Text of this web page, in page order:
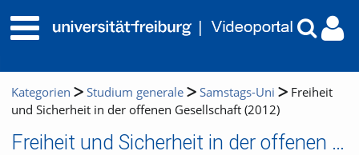
Kategorien Studium generale Samstags-Uni
Freiheit
und Sicherheit in der offenen Gesellschaft (2012)
Freiheit und Sicherheit in der offenen Gesellschaft (2012)